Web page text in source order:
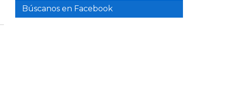
Búscanos en Facebook